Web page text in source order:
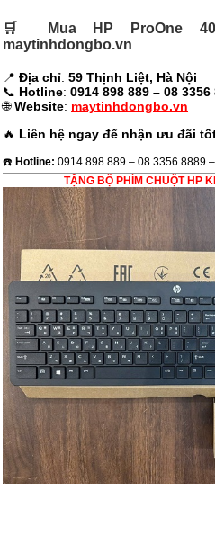
🛒 Mua HP ProOne
maytinhdongbo.vn
📍 Địa chỉ: 59 Thịnh Liệt, Hà Nội
📞 Hotline: 0914 898 889 – 08
🌐Website: maytinhdongbo.vn
🔥 Liên hệ ngay để nhận ưu đãi
☎️ Hotline: 0914.898.889 – 08.3356.8889
TẶNG BỘ PHÍM CHUỘT HP